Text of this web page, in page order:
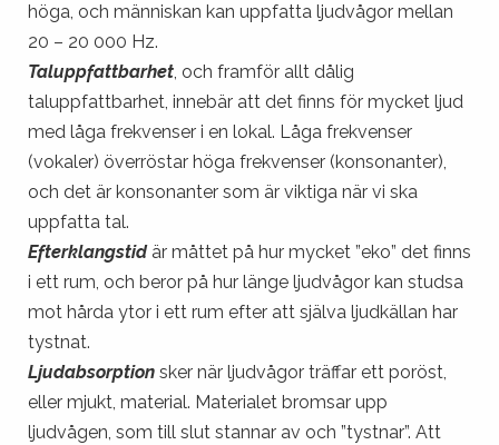
höga, och människan kan uppfatta ljudvågor mellan
20 – 20 000 Hz.
Taluppfattbarhet, och framför allt dålig
taluppfattbarhet, innebär att det finns för mycket ljud
med låga frekvenser i en lokal. Låga frekvenser
(vokaler) överröstar höga frekvenser (konsonanter),
och det är konsonanter som är viktiga när vi ska
uppfatta tal.
Efterklangstidär måttet på hur mycket ”eko” det finns
i ett rum, och beror på hur länge ljudvågor kan studsa
mot hårda ytor i ett rum efter att själva ljudkällan har
tystnat.
Ljudabsorption sker när ljudvågor träffar ett poröst,
eller mjukt, material. Materialet bromsar upp
ljudvågen, som till slut stannar av och ”tystnar”. Att